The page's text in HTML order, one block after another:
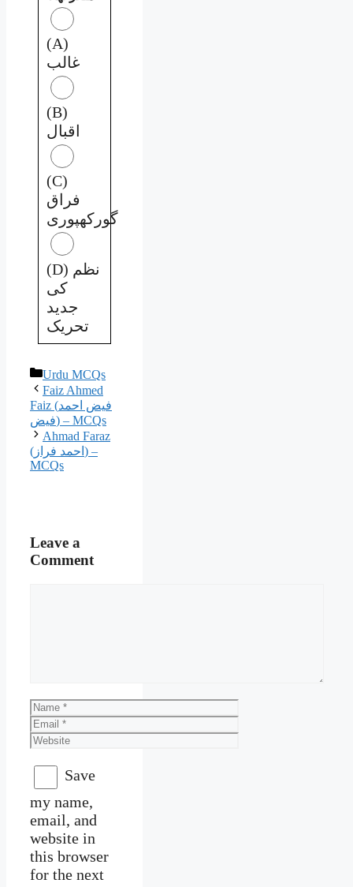
(A)
غالب
(B)
اقبال
(C)
فراق
گورکھپوری
(D) نظم
کی
جدید
تحریک
Categories
Urdu MCQs
Faiz Ahmed
Faiz (فیض احمد
فیض) – MCQs
Ahmad Faraz
(احمد فراز) –
MCQs
Leave a
Comment
Name
Email
Website
Save
my name,
email, and
website in
this browser
for the next